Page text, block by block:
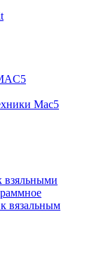
Mac5
взяльными
вязальным